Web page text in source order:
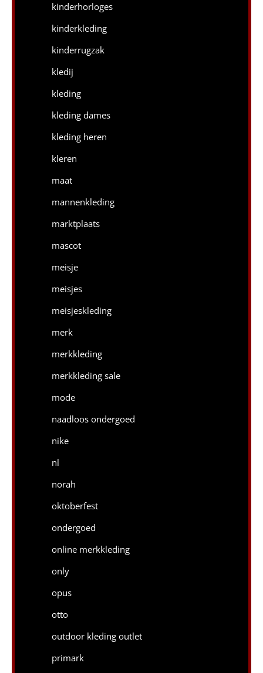
kinderhorloges
kinderkleding
kinderrugzak
kledij
kleding
kleding dames
kleding heren
kleren
maat
mannenkleding
marktplaats
mascot
meisje
meisjes
meisjeskleding
merk
merkkleding
merkkleding sale
mode
naadloos ondergoed
nike
nl
norah
oktoberfest
ondergoed
online merkkleding
only
opus
otto
outdoor kleding outlet
primark